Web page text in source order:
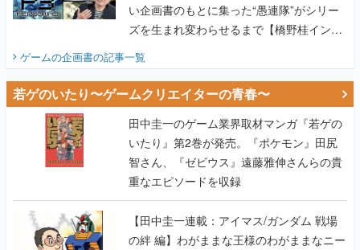
い企画書のもとに集った“愚連隊”がシリー
ズを生まれ変わらせるまで【橋野桂インタ
ビュー】
ゲームの企画書の記事一覧
若ゲのいたり〜ゲームクリエイターの青春〜
田中圭一のゲーム業界取材マンガ『若ゲの
いたり』第2巻が発売。『ポケモン』田尻
智さん、『ゼビウス』遠藤雅伸さんらの貴
重なエピソードを収録
【田中圭一連載：アイマス/ガンダム 戦場
の絆 編】わがままな王様のわがままなニー